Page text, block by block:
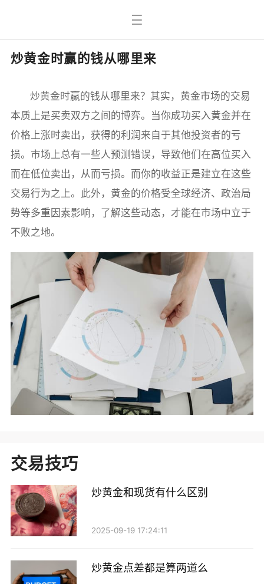
炒黄金时赢的钱从哪里来
炒黄金时赢的钱从哪里来？其实，黄金市场的交易
本质上是买卖双方之间的博弈。当你成功买入黄金并在
价格上涨时卖出，获得的利润来自于其他投资者的亏
损。市场上总有一些人预测错误，导致他们在高位买入
而在低位卖出，从而亏损。而你的收益正是建立在这些
交易行为之上。此外，黄金的价格受全球经济、政治局
势等多重因素影响，了解这些动态，才能在市场中立于
不败之地。
交易技巧
炒黄金和现货有什么区别
2025-09-19 17:24:11
炒黄金点差都是算两道么